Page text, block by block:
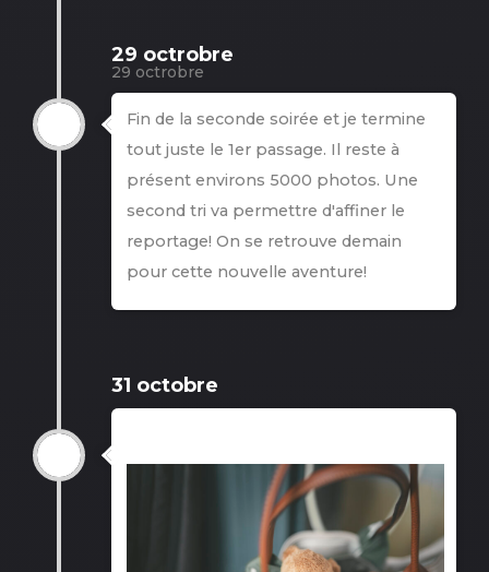
29 octrobre
29 octrobre
Fin de la seconde soirée et je termine
tout juste le 1er passage. Il reste à
présent environs 5000 photos. Une
second tri va permettre d'affiner le
reportage! On se retrouve demain
pour cette nouvelle aventure!
31 octobre